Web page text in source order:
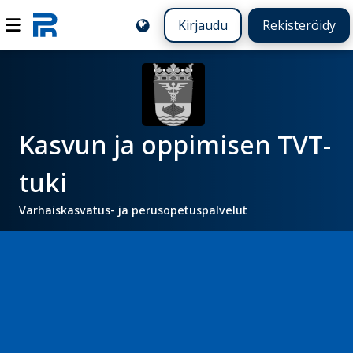
Kirjaudu Rekisteröidy
Kasvun ja oppimisen TVT-
tuki
Varhaiskasvatus- ja perusopetuspalvelut